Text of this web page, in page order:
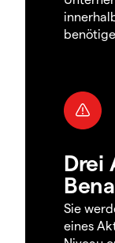
Drei
Sie
eines